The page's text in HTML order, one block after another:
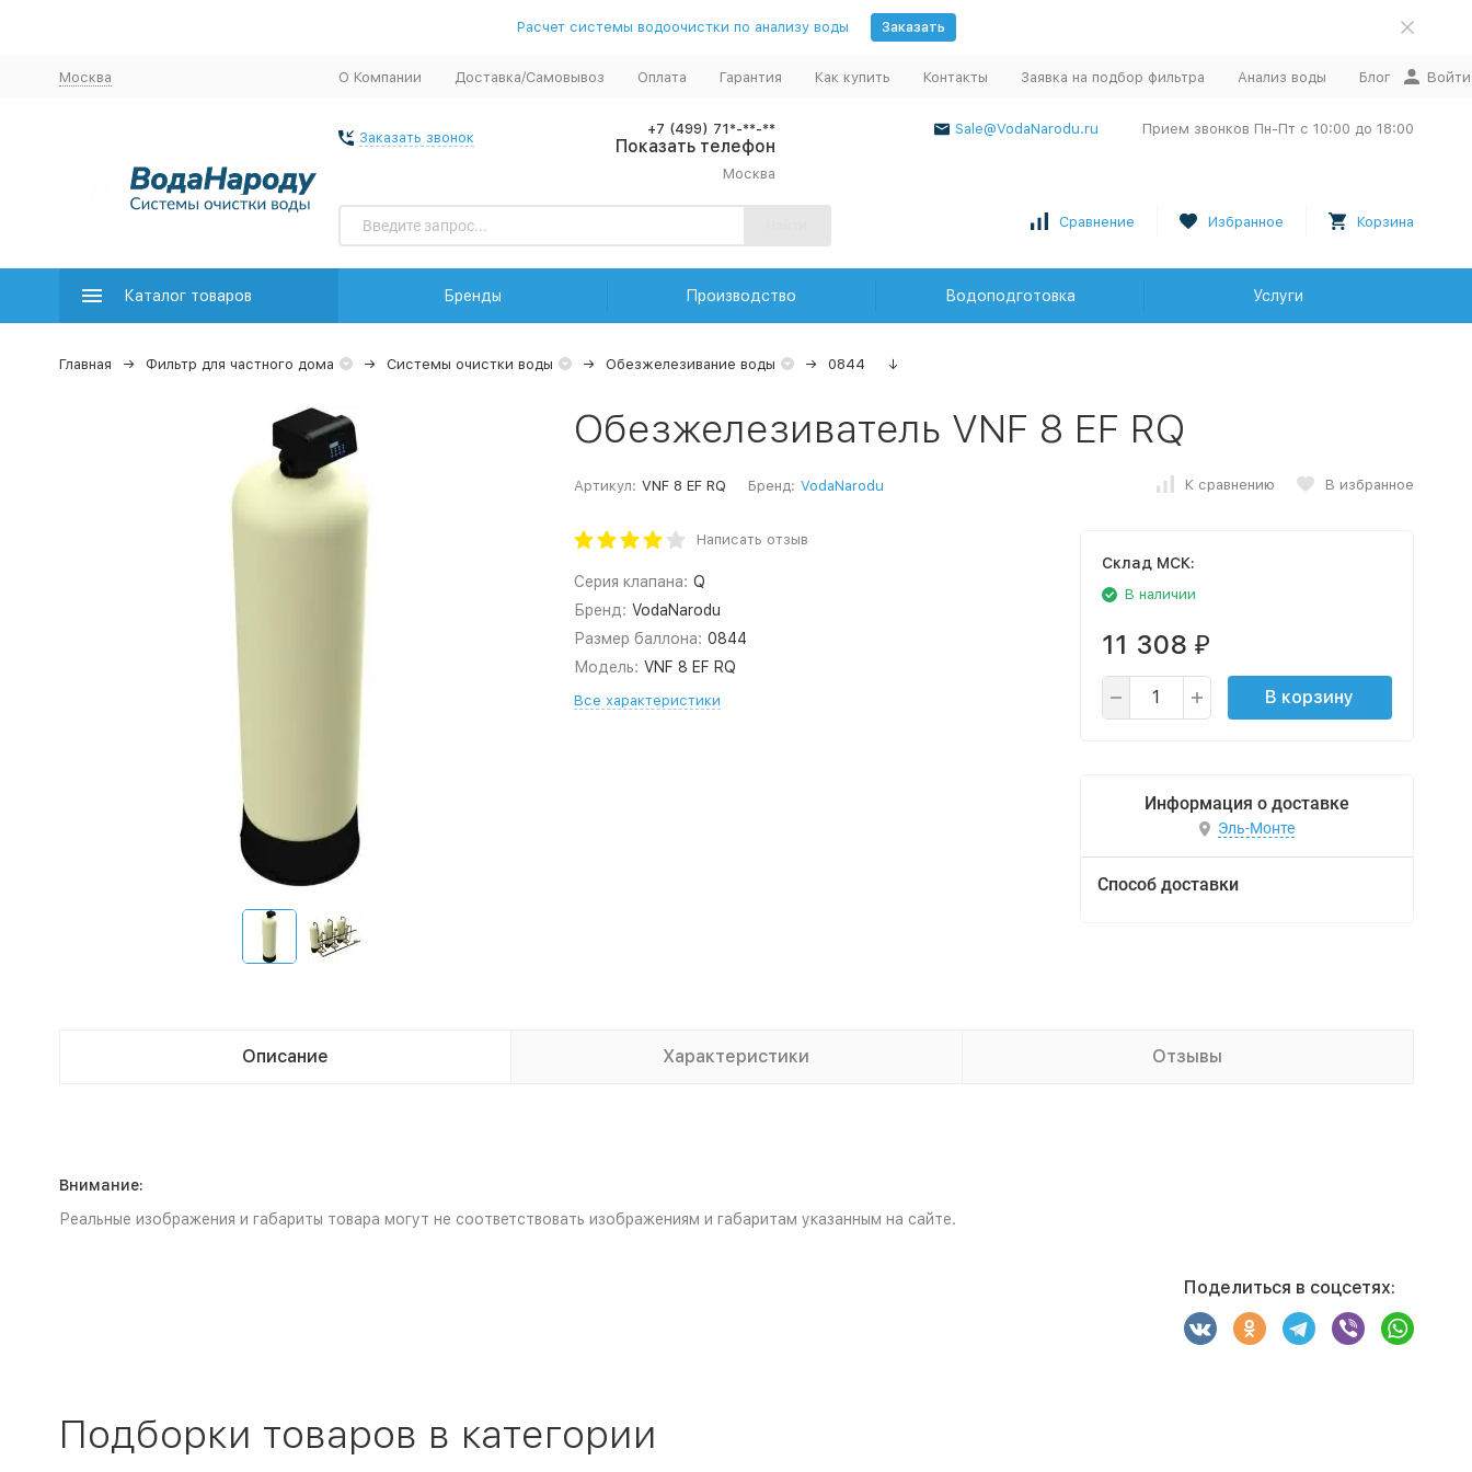
Расчет системы водоочистки по анализу воды Заказать
Москва О Компании Доставка/Самовывоз Оплата Гарантия Как купить Контакты Заявка на подбор фильтра Анализ воды Блог Войти
Заказать звонок
+7 (499) 71*-**-**
Показать телефон
Москва
Sale@VodaNarodu.ru Прием звонков Пн-Пт с 10:00 до 18:00
Сравнение Избранное Корзина
Каталог товаров Бренды Производство Водоподготовка Услуги
Главная Фильтр для частного дома Системы очистки воды Обезжелезивание воды 0844 ↓
Обезжелезиватель VNF 8 EF RQ
Артикул: VNF 8 EF RQ Бренд: VodaNarodu К сравнению В избранное
Написать отзыв
Серия клапана: Q
Бренд: VodaNarodu
Размер баллона: 0844
Модель: VNF 8 EF RQ
Все характеристики
Cклад МСК:
В наличии
11 308 ₽
В корзину
Информация о доставке
Эль-Монте
Способ доставки
Описание Характеристики Отзывы
Внимание:
Реальные изображения и габариты товара могут не соответствовать изображениям и габаритам указанным на сайте.
Поделиться в соцсетях:
Подборки товаров в категории